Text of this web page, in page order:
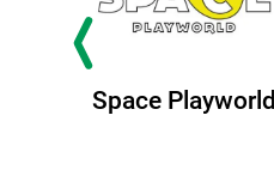
Space Playworld